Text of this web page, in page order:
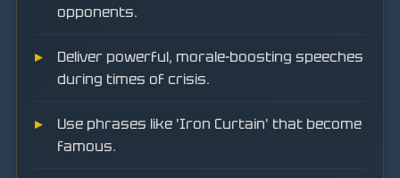
opponents.
Deliver powerful, morale-boosting speeches
during times of crisis.
Use phrases like 'Iron Curtain' that become
famous.